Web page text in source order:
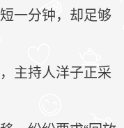
一分钟，却足够
主持人洋子正采